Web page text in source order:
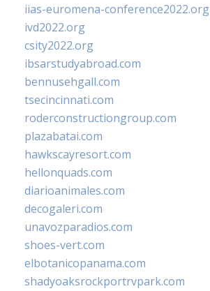
iias-euromena-conference2022.org
ivd2022.org
csity2022.org
ibsarstudyabroad.com
bennusehgall.com
tsecincinnati.com
roderconstructiongroup.com
plazabatai.com
hawkscayresort.com
hellonquads.com
diarioanimales.com
decogaleri.com
unavozparadios.com
shoes-vert.com
elbotanicopanama.com
shadyoaksrockportrvpark.com